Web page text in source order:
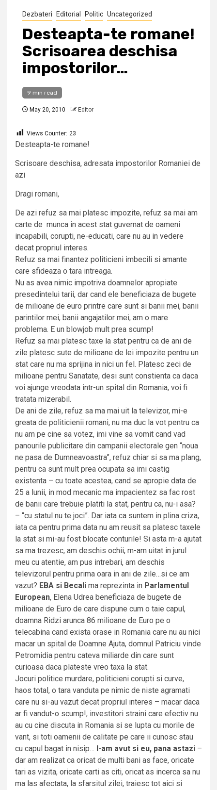
Dezbateri Editorial Politic Uncategorized
Desteapta-te romane!
Scrisoarea deschisa
impostorilor…
9 min read
May 20, 2010 Editor
Views Counter: 23
Desteapta-te romane!
Scrisoare deschisa, adresata impostorilor Romaniei de
azi
Dragi romani,
De azi refuz sa mai platesc impozite, refuz sa mai am
carte de munca in acest stat guvernat de oameni
incapabili, corupti, ne-educati, care nu au in vedere
decat propriul interes.
Refuz sa mai finantez politicieni imbecili si amante
care sfideaza o tara intreaga.
Nu as avea nimic impotriva doamnelor apropiate
presedintelui tarii, dar cand ele beneficiaza de bugete
de milioane de euro printre care sunt si banii mei, banii
parintilor mei, banii angajatilor mei, am o mare
problema. E un blowjob mult prea scump!
Refuz sa mai platesc taxe la stat pentru ca de ani de
zile platesc sute de milioane de lei impozite pentru un
stat care nu ma sprijina in nici un fel. Platesc zeci de
milioane pentru Sanatate, desi sunt constienta ca daca
voi ajunge vreodata intr-un spital din Romania, voi fi
tratata mizerabil.
De ani de zile, refuz sa ma mai uit la televizor, mi-e
greata de politicienii romani, nu ma duc la vot pentru ca
nu am pe cine sa votez, imi vine sa vomit cand vad
panourile publicitare din campanii electorale gen “noua
ne pasa de Dumneavoastra”, refuz chiar si sa ma plang,
pentru ca sunt mult prea ocupata sa imi castig
existenta – cu toate acestea, cand se apropie data de
25 a lunii, in mod mecanic ma impacientez sa fac rost
de banii care trebuie platiti la stat, pentru ca, nu-i asa?
– “cu statul nu te joci”. Dar iata ca suntem in plina criza,
iata ca pentru prima data nu am reusit sa platesc taxele
la stat si mi-au fost blocate conturile! Si asta m-a ajutat
sa ma trezesc, am deschis ochii, m-am uitat in jurul
meu cu atentie, am pus intrebari, am deschis
televizorul pentru prima oara in ani de zile…si ce am
vazut? EBA si Becali ma reprezinta in Parlamentul
European, Elena Udrea beneficiaza de bugete de
milioane de Euro de care dispune cum o taie capul,
doamna Ridzi arunca 86 milioane de Euro pe o
telecabina cand exista orase in Romania care nu au nici
macar un spital de Doamne Ajuta, domnul Patriciu vinde
Petromidia pentru cateva miliarde din care sunt
curioasa daca plateste vreo taxa la stat.
Jocuri politice murdare, politicieni corupti si curve,
haos total, o tara vanduta pe nimic de niste agramati
care nu si-au vazut decat propriul interes – macar daca
ar fi vandut-o scump!, investitori straini care efectiv nu
au cu cine discuta in Romania si se lupta cu morile de
vant, si toti oamenii de calitate pe care ii cunosc stau
cu capul bagat in nisip… l-am avut si eu, pana astazi –
dar am realizat ca oricat de multi bani as face, oricate
tari as vizita, oricate carti as citi, oricat as incerca sa nu
ma las afectata, la sfarsitul zilei, traiesc tot aici si